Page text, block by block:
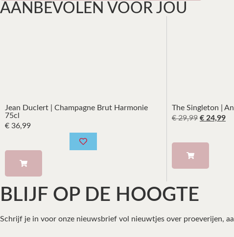
AANBEVOLEN VOOR JOU
Jean Duclert | Champagne Brut Harmonie
75cl
€ 36,99
The Singleton |
€29,99 € 24,99
BLIJF OP DE HOOGTE
Schrijf je in voor onze nieuwsbrief vol nieuwtjes over proeverijen,